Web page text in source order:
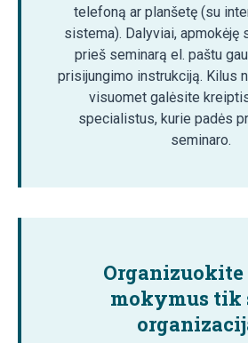
telefoną ar planšetę (su
sistema). Dalyviai, apmokėję
prieš seminarą el. paštu
prisijungimo instrukciją. Kilus
visuomet galėsite
specialistus, kurie padės
seminaro.
Organizuokite
mokymus tik